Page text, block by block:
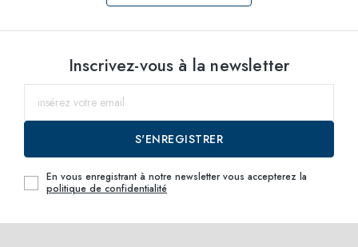
Sélectionnez lesInscrivez-vous à la newsletter
S'ENREGISTRER
En vous enregistrant à notre newsletter vous accepterez la
politique de confidentialité